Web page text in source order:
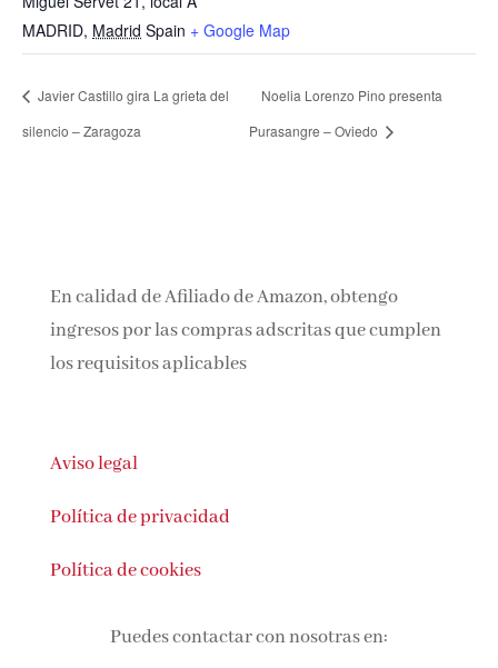
MADRID, Madrid Spain + Google Map
Javier Castillo gira La grieta del
silencio – Zaragoza
Noelia Lorenzo Pino presenta
Purasangre – Oviedo
En calidad de Afiliado de Amazon, obtengo
ingresos por las compras adscritas que cumplen
los requisitos aplicables
Aviso legal
Política de privacidad
Política de cookies
Puedes contactar con nosotras en: